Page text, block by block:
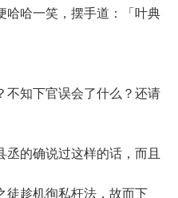
哈一笑，摆手道：「叶典
知下官误会了什么？还请
的确说过这样的话，而且
徒趁机徇私枉法，故而下